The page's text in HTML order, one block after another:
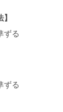
ずる
ずる